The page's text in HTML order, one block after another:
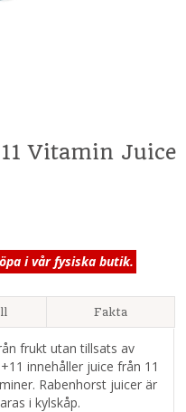
Vitamin Juice
i vår fysiska butik.
Fakta
frukt utan tillsats av
innehåller juice från 11
Rabenhorst juicer är
i kylskåp.